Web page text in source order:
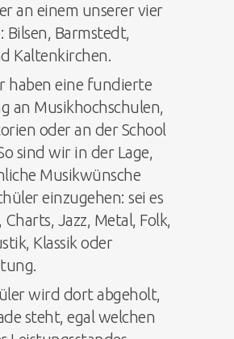
an einem unserer vier
Bilsen, Barmstedt,
Kaltenkirchen.
haben eine fundierte
an Musikhochschulen,
oder an der School
sind wir in der Lage,
Musikwünsche
einzugehen: sei es
Charts, Jazz, Metal, Folk,
Klassik oder
wird dort abgeholt,
steht, egal welchen